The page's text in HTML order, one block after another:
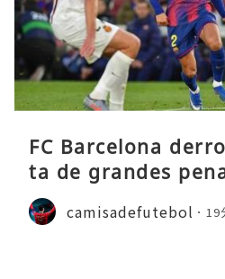
FC Barcelona
ta de grandes
-época
camisadefutebol 19